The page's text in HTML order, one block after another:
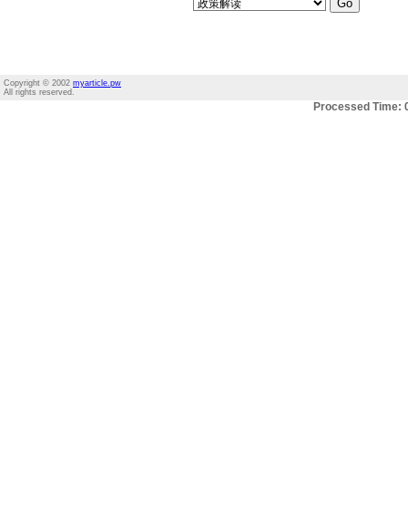
Copyright © 2002 myarticle.pw
All rights reserved.
Processed Time: